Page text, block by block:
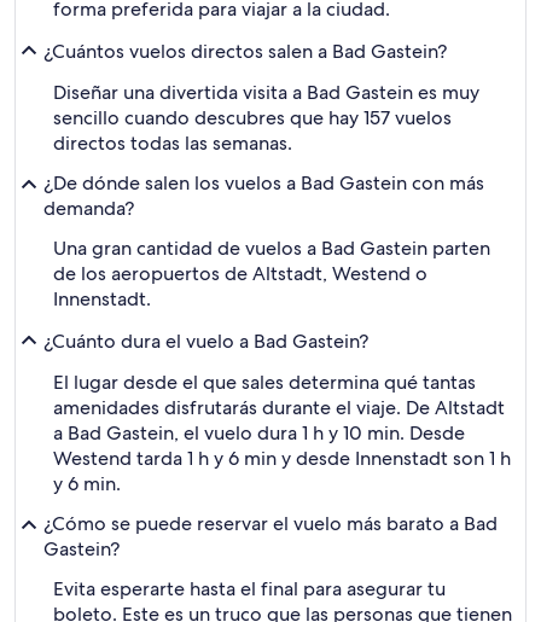
forma preferida para viajar a la ciudad.
¿Cuántos vuelos directos salen a Bad Gastein?
Diseñar una divertida visita a Bad Gastein es muy
sencillo cuando descubres que hay 157 vuelos
directos todas las semanas.
¿De dónde salen los vuelos a Bad Gastein con más
demanda?
Una gran cantidad de vuelos a Bad Gastein parten
de los aeropuertos de Altstadt, Westend o
Innenstadt.
¿Cuánto dura el vuelo a Bad Gastein?
El lugar desde el que sales determina qué tantas
amenidades disfrutarás durante el viaje. De Altstadt
a Bad Gastein, el vuelo dura 1 h y 10 min. Desde
Westend tarda 1 h y 6 min y desde Innenstadt son 1 h
y 6 min.
¿Cómo se puede reservar el vuelo más barato a Bad
Gastein?
Evita esperarte hasta el final para asegurar tu
boleto. Este es un truco que las personas que tienen